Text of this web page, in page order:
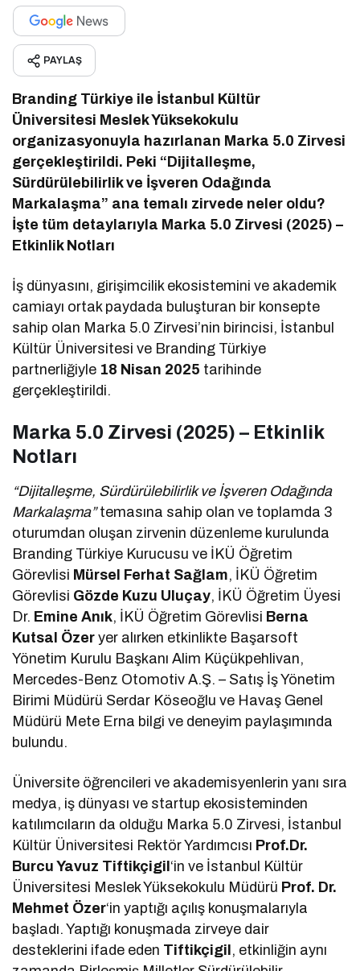
PAYLAŞ
Branding Türkiye ile İstanbul Kültür
Üniversitesi Meslek Yüksekokulu
organizasyonuyla hazırlanan Marka 5.0 Zirvesi
gerçekleştirildi. Peki “Dijitalleşme,
Sürdürülebilirlik ve İşveren Odağında
Markalaşma” ana temalı zirvede neler oldu?
İşte tüm detaylarıyla Marka 5.0 Zirvesi (2025) –
Etkinlik Notları
İş dünyasını, girişimcilik ekosistemini ve akademik
camiayı ortak paydada buluşturan bir konsepte
sahip olan Marka 5.0 Zirvesi’nin birincisi, İstanbul
Kültür Üniversitesi ve Branding Türkiye
partnerliğiyle 18 Nisan 2025 tarihinde
gerçekleştirildi.
Marka 5.0 Zirvesi (2025) – Etkinlik
Notları
“Dijitalleşme, Sürdürülebilirlik ve İşveren Odağında
Markalaşma”temasına sahip olan ve toplamda 3
oturumdan oluşan zirvenin düzenleme kurulunda
Branding Türkiye Kurucusu ve İKÜ Öğretim
Görevlisi Mürsel Ferhat Sağlam, İKÜ Öğretim
Görevlisi Gözde Kuzu Uluçay, İKÜ Öğretim Üyesi
Dr. Emine Anık, İKÜ Öğretim Görevlisi Berna
Kutsal Özer yer alırken etkinlikte Başarsoft
Yönetim Kurulu Başkanı Alim Küçükpehlivan,
Mercedes-Benz Otomotiv A.Ş. – Satış İş Yönetim
Birimi Müdürü Serdar Köseoğlu ve Havaş Genel
Müdürü Mete Erna bilgi ve deneyim paylaşımında
bulundu.
Üniversite öğrencileri ve akademisyenlerin yanı sıra
medya, iş dünyası ve startup ekosisteminden
katılımcıların da olduğu Marka 5.0 Zirvesi, İstanbul
Kültür Üniversitesi Rektör Yardımcısı Prof.Dr.
Burcu Yavuz Tiftikçigil‘in ve İstanbul Kültür
Üniversitesi Meslek Yüksekokulu Müdürü Prof. Dr.
Mehmet Özer‘in yaptığı açılış konuşmalarıyla
başladı. Yaptığı konuşmada zirveye dair
desteklerini ifade eden Tiftikçigil, etkinliğin aynı